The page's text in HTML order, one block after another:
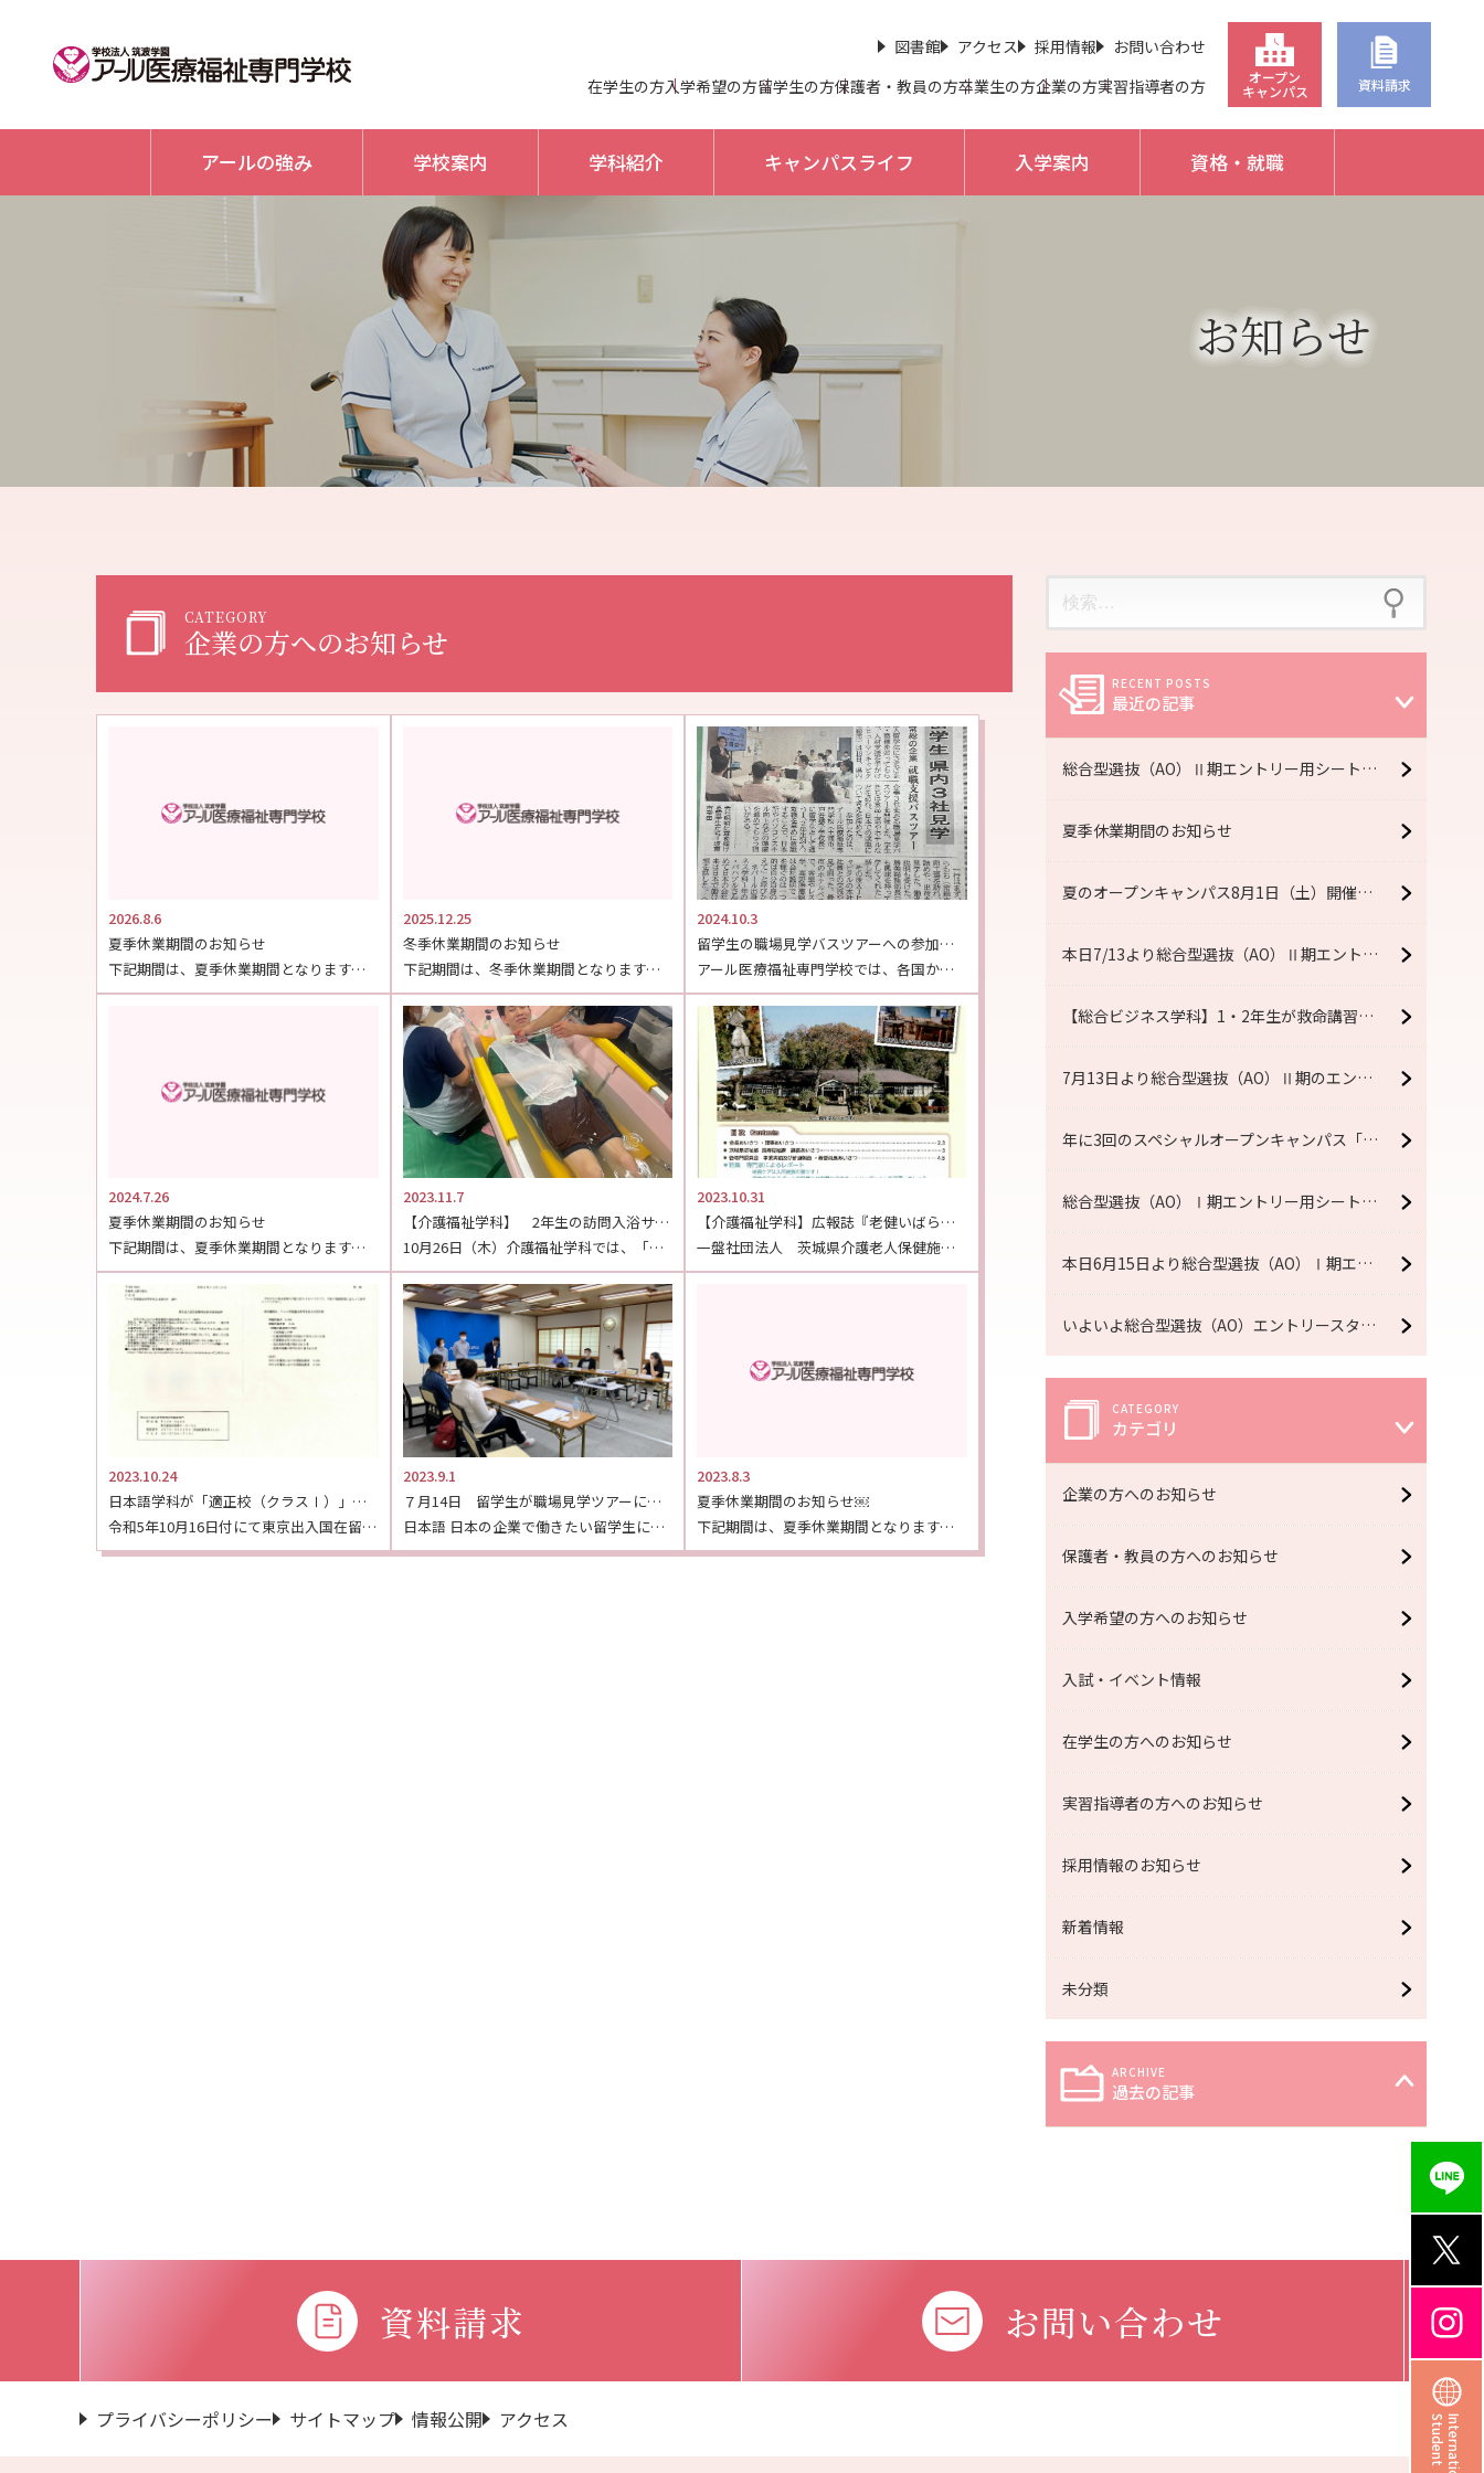
図書館 アクセス 採用情報
お問い合わせ
在学生の方入学希望の方留学生の方保護者・教員の方卒業生の方企業の方実習指導者の方 オープン
キャンパス 資料請求
アールの強み 学校案内 学科紹介 キャンパスライフ 入学案内 資格・就職
International
Student
お知らせ
CATEGORY
企業の方へのお知らせ
2026.8.6
夏季休業期間のお知らせ
下記期間は、夏季休業期間となります。 【期間】2026年8月8日（土）～2026年8月17日（月） […]
2025.12.25
冬季休業期間のお知らせ
下記期間は、冬季休業期間となります。 【期間】2025年12月27日（土）～2026年1月5日（月） […]
2024.10.3
留学生の職場見学バスツアーへの参加が茨城新聞に掲載！
アール医療福祉専門学校では、各国から来日した沢山の留学生が、日本で就職するために日々勉強に励んでいま […]
2024.7.26
夏季休業期間のお知らせ
下記期間は、夏季休業期間となります。【期間】2024年8月9日（金）～2024年8月18日（日） な […]
2023.11.7
【介護福祉学科】 2年生の訪問入浴サービス実習
10月26日（木）介護福祉学科では、「ウィズ訪問入浴介護事業所」様のご協力のもと、訪問入浴サービスの […]
2023.10.31
【介護福祉学科】広報誌『老健いばらき』に掲載されました！
一盤社団法人 茨城県介護老人保健施設協会から発行されております、広報誌『老健 いばらき 63号』に、 […]
2023.10.24
日本語学科が「適正校（クラスⅠ）」に選定されました！
令和5年10月16日付にて東京出入国在留管理局より、本校の日本語学科が「適正校（クラスⅠ）」として選 […]
2023.9.1
７月14日 留学生が職場見学ツアーに参加しました！！On July 14th, international students participated in internship tour! !（英語、ベトナム語あり）
日本語 日本の企業で働きたい留学生に向けて、学校の連携している派遣会社の協力で職場見学ツアーを実施し […]
2023.8.3
夏季休業期間のお知らせ￼
下記期間は、夏季休業期間となります。【期間】2023年8月8日（火）～2023年8月17日（木） な […]
最近の記事
総合型選抜（AO）Ⅱ期エントリー用シートを受け取るラストチャンス！スペシャルオープンキャンパス「R fes」8月22日（土）開催！【予約受付中】
夏季休業期間のお知らせ
夏のオープンキャンパス8月1日（土）開催！【予約受付中】
本日7/13より総合型選抜（AO）Ⅱ期エントリー開始！夏のオープンキャンパス7月25日（土）開催！【予約受付中】
【総合ビジネス学科】1・2年生が救命講習を実施
7月13日より総合型選抜（AO）Ⅱ期のエントリーがスタートしています！
年に3回のスペシャルオープンキャンパス「R fes」7月11日（土）開催！【予約受付中】
総合型選抜（AO）Ⅰ期エントリー用シートを受け取るラストチャンス！オープンキャンパス7月5日（日）開催！【予約受付中】
本日6月15日より総合型選抜（AO）Ⅰ期エントリースタート！！
いよいよ総合型選抜（AO）エントリースタート！オープンキャンパス6月20日（土）開催！【予約受付中】
カテゴリ
企業の方へのお知らせ
保護者・教員の方へのお知らせ
入学希望の方へのお知らせ
入試・イベント情報
在学生の方へのお知らせ
実習指導者の方へのお知らせ
採用情報のお知らせ
新着情報
未分類
過去の記事
資料請求 お問い合わせ
プライバシーポリシー サイトマップ 情報公開 アクセス